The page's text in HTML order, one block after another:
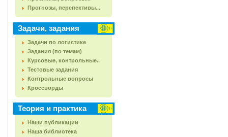
Прогнозы, перспективы...
Задачи, задания
Задачи по логистике
Задания (по темам)
Курсовые, контрольные..
Тестовые задания
Контрольные вопросы
Кроссворды
Теория и практика
Наши публикации
Наша библиотека